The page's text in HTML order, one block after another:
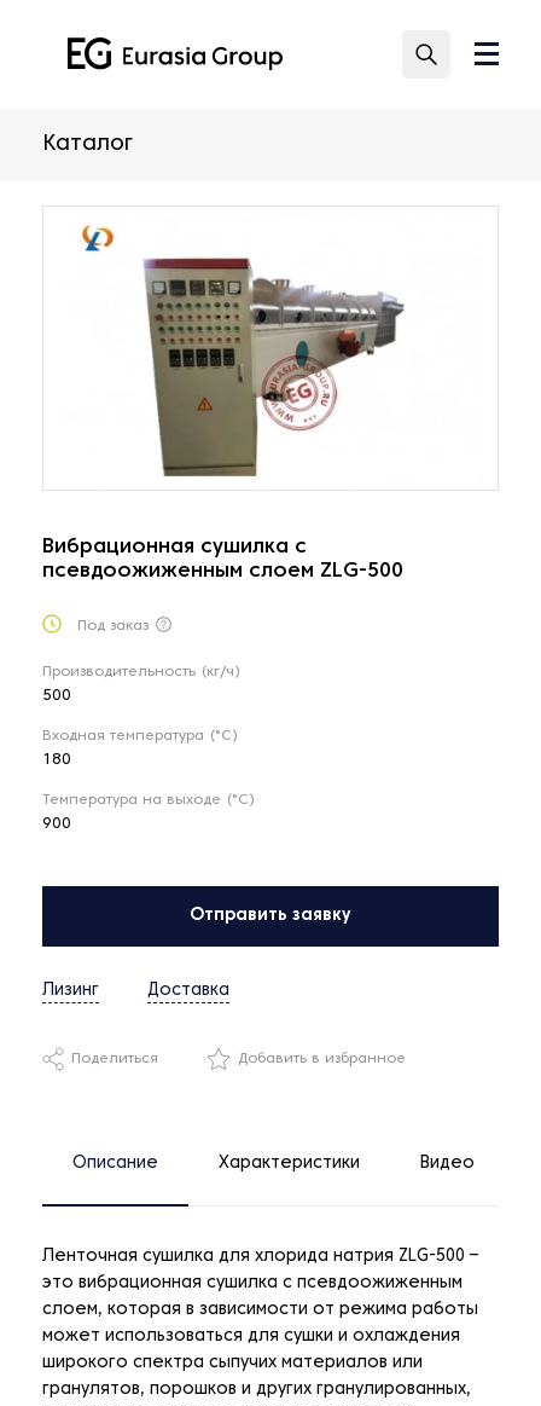
Каталог
Вибрационная сушилка с
псевдоожиженным слоем ZLG-500
Под заказ
Производительность (кг/ч)
500
Входная температура (°С)
180
Температура на выходе (°С)
900
Отправить заявку
Лизинг Доставка
Поделиться Добавить в избранное
Описание Характеристики Видео
Ленточная сушилка для хлорида натрия ZLG-500 –
это вибрационная сушилка с псевдоожиженным
слоем, которая в зависимости от режима работы
может использоваться для сушки и охлаждения
широкого спектра сыпучих материалов или
гранулятов, порошков и других гранулированных,